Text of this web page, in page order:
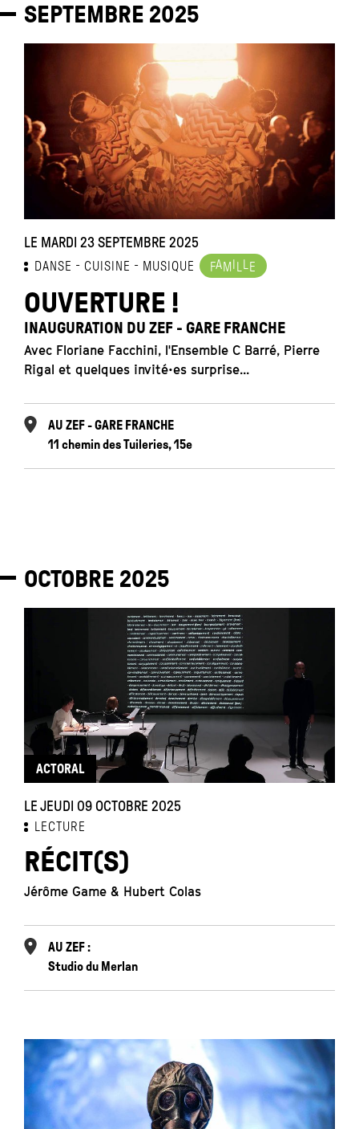
SEPTEMBRE 2025
LE MARDI 23 SEPTEMBRE 2025
DANSE CUISINE MUSIQUE FAM E
OUVERTURE !
INAUGURATION DU ZEF - GARE FRANCHE
Avec Floriane Facchini, l'Ensemble C Barré, Pierre
Rigal et quelques invité•es surprise...
AU ZEF - GARE FRANCHE
11 chemin des Tuileries, 15e
OCTOBRE 2025
ACTORAL
LE JEUDI 09 OCTOBRE 2025
LECTURE
RÉCIT(S)
Jérôme Game & Hubert Colas
AU ZEF :
Studio du Merlan